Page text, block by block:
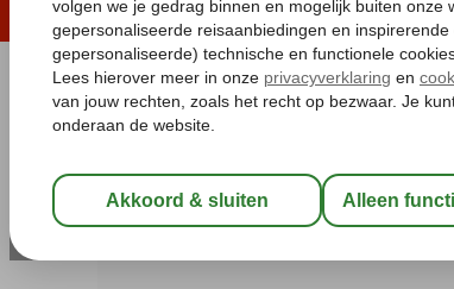
LAST MINUTE ZOMER 2026
Pakketgarantie Laagsteprijsgarantie*
Home
Marokko Centraal Marokko
Kenzi Farah
Logies en ontbijt-Hotel